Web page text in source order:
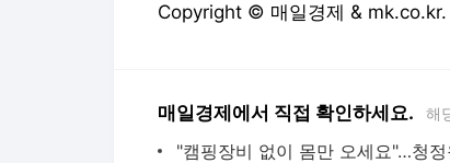
Copyright © 매일경제 & mk.co.kr.
매일경제에서 직접 확인하세요. 해